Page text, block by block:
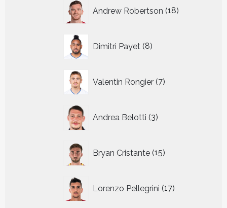
Andrew Robertson 18
producten
Dimitri Payet 8
producten
Valentin Rongier 7
producten
Andrea Belotti 3
producten
Bryan Cristante 15
producten
Lorenzo Pellegrini 17
producten